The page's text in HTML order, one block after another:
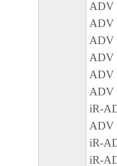
(4) お客様は
やかに、「
廃棄または
(5) 上記にか
で、第8条第
も効力を有し
９．U.S.
“米国政府エ
を意味しま
ADV
ADV
ADV
ADV
ADV
ADV
iR-
ADV
iR-
iR-